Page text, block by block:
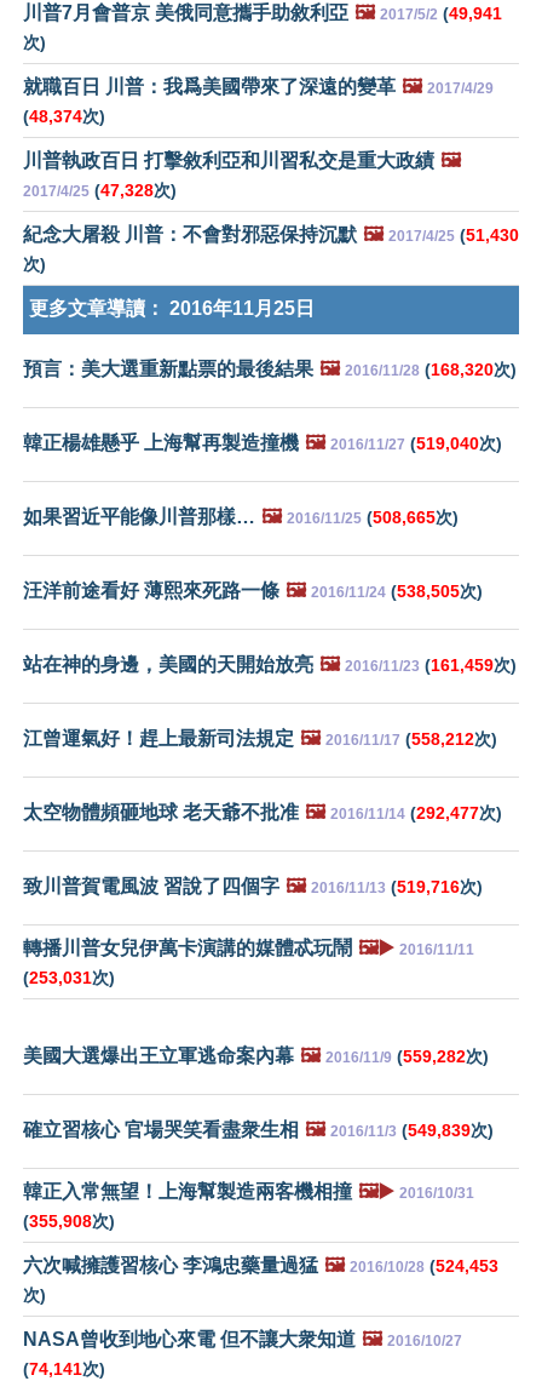
川普7月會普京 美俄同意攜手助敘利亞 🖼️ 2017/5/2 (49,941
次)
就職百日 川普：我爲美國帶來了深遠的變革 🖼️ 2017/4/29
(48,374次)
川普執政百日 打擊敘利亞和川習私交是重大政績 🖼️
2017/4/25 (47,328次)
紀念大屠殺 川普：不會對邪惡保持沉默 🖼️ 2017/4/25 (51,430
次)
更多文章導讀： 2016年11月25日
預言：美大選重新點票的最後結果 🖼️ 2016/11/28 (168,320次)
韓正楊雄懸乎 上海幫再製造撞機 🖼️ 2016/11/27 (519,040次)
如果習近平能像川普那樣… 🖼️ 2016/11/25 (508,665次)
汪洋前途看好 薄熙來死路一條 🖼️ 2016/11/24 (538,505次)
站在神的身邊，美國的天開始放亮 🖼️ 2016/11/23 (161,459次)
江曾運氣好！趕上最新司法規定 🖼️ 2016/11/17 (558,212次)
太空物體頻砸地球 老天爺不批准 🖼️ 2016/11/14 (292,477次)
致川普賀電風波 習說了四個字 🖼️ 2016/11/13 (519,716次)
轉播川普女兒伊萬卡演講的媒體忒玩鬧 🖼️▶️ 2016/11/11
(253,031次)
美國大選爆出王立軍逃命案內幕 🖼️ 2016/11/9 (559,282次)
確立習核心 官場哭笑看盡衆生相 🖼️ 2016/11/3 (549,839次)
韓正入常無望！上海幫製造兩客機相撞 🖼️▶️ 2016/10/31
(355,908次)
六次喊擁護習核心 李鴻忠藥量過猛 🖼️ 2016/10/28 (524,453
次)
NASA曾收到地心來電 但不讓大衆知道 🖼️ 2016/10/27
(74,141次)